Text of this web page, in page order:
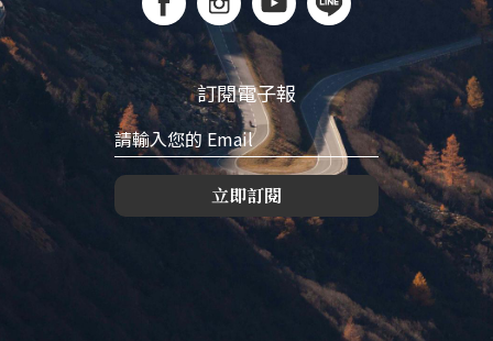
訂閱電子報
立即訂閱